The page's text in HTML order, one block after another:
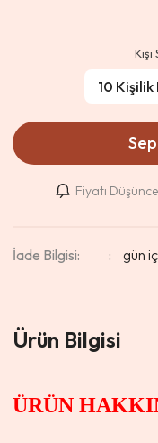
Kişi
Fiyatı
İade Bilgisi:
Ürün Bilgisi
ÜRÜN